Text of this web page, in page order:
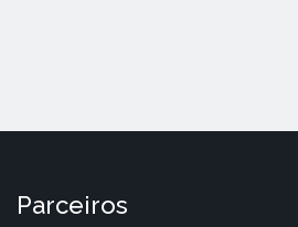
Parceiros